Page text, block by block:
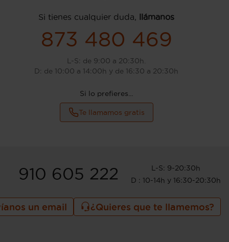
Si tienes cualquier duda, llámanos
873 480 469
L-S: de 9:00 a 20:30h.
D: de 10:00 a 14:00h y de 16:30 a 20:30h
Si lo prefieres...
Te llamamos gratis
910 605 222
L-S: 9-20:30h
D : 10-14h y 16:30-20:30h
un email ¿Quieres que te llamemos?